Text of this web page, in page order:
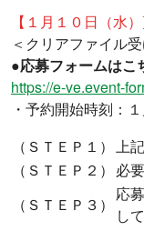
【１月１０日（水）
＜クリアファイル
●応募フォームはこ
https://e-ve.event-
・予約開始時刻：
（ＳＴＥＰ１） 上
（ＳＴＥＰ２） 必
（ＳＴＥＰ３）
応
し